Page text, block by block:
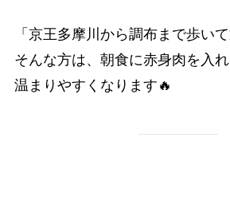
「京王多摩川から調布まで歩い
そんな方は、朝食に赤身肉を入
温まりやすくなります🔥